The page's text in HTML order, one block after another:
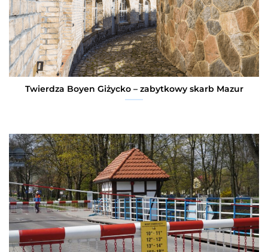
Twierdza Boyen Giżycko – zabytkowy skarb Mazur